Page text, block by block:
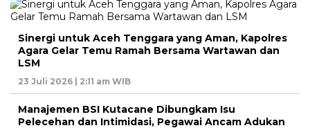
Sinergi untuk Aceh Tenggara yang Aman, Kapolres
Agara Gelar Temu Ramah Bersama Wartawan dan
LSM
23 Juli 2026 | 2:11 am WIB
Manajemen BSI Kutacane Dibungkam Isu
Pelecehan dan Intimidasi, Pegawai Ancam Adukan